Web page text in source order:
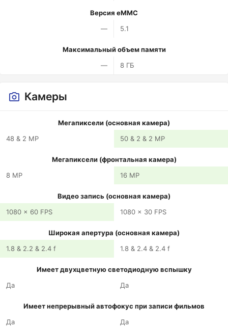
Версия eMMC
—
5.1
Максимальный объем памяти
—
8 ГБ
Камеры
Мегапиксели (основная камера)
48 & 2 MP
50 & 2 & 2 MP
Мегапиксели (фронтальная камера)
8 MP
16 MP
Видео запись (основная камера)
1080 x 60 FPS
1080 x 30 FPS
Широкая апертура (основная камера)
1.8 & 2.2 & 2.4 f
1.8 & 2.4 & 2.4 f
Имеет двухцветную светодиодную вспышку
Да
Да
Имеет непрерывный автофокус при записи фильмов
Да
Да